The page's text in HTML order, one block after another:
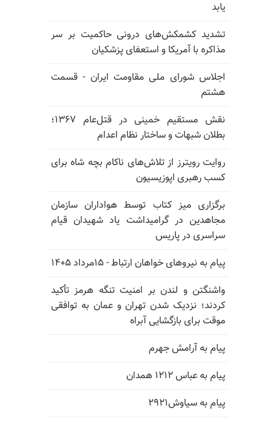
یابد
تشدید کشمکش‌های درونی حاکمیت بر سر
مذاکره با آمریکا و استعفای پزشکیان
اجلاس شورای ملی مقاومت ایران - قسمت
هشتم
نقش مستقیم خمینی در قتل‌عام ۱۳۶۷؛
بطلان شبهات و ساختار نظام اعدام
روایت رویترز از تلاش‌های ناکام بچه شاه برای
کسب رهبری اپوزیسیون
برگزاری میز کتاب توسط هواداران سازمان
مجاهدین در گرامیداشت یاد شهیدان قیام
سراسری در پاریس
پیام به نیروهای خواهان ارتباط - ۱۵مرداد ۱۴۰۵
واشنگتن و لندن بر امنیت تنگه هرمز تأکید
کردند؛ نزدیک شدن تهران و عمان به توافقی
موقت برای بازگشایی آبراه
پیام به آرامش جهرم
پیام به عباس ۱۲۱۲ همدان
پیام به سیاوش۲۹۲۱